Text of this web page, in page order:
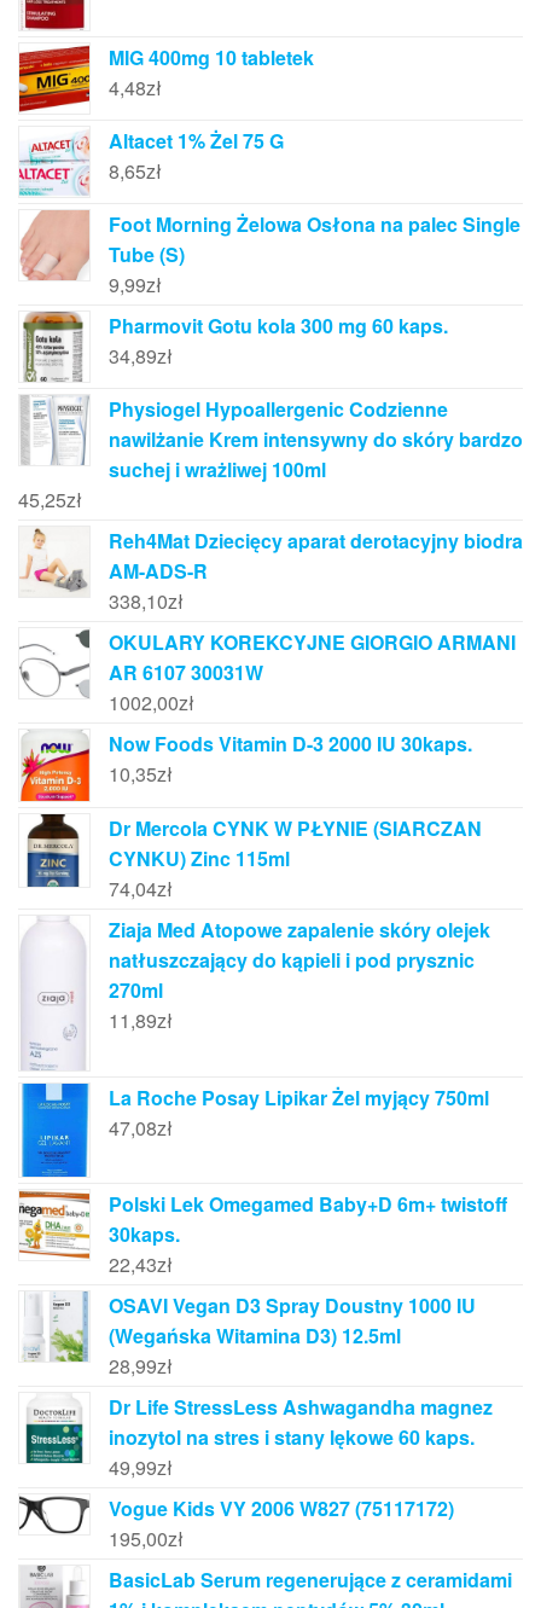
MIG 400mg 10 tabletek
4,48zł
Altacet 1% Żel 75 G
8,65zł
Foot Morning Żelowa Osłona na palec Single
Tube (S)
9,99zł
Pharmovit Gotu kola 300 mg 60 kaps.
34,89zł
Physiogel Hypoallergenic Codzienne
nawilżanie Krem intensywny do skóry bardzo
suchej i wrażliwej 100ml
45,25zł
Reh4Mat Dziecięcy aparat derotacyjny biodra
AM-ADS-R
338,10zł
OKULARY KOREKCYJNE GIORGIO ARMANI
AR 6107 30031W
1002,00zł
Now Foods Vitamin D-3 2000 IU 30kaps.
10,35zł
Dr Mercola CYNK W PŁYNIE (SIARCZAN
CYNKU) Zinc 115ml
74,04zł
Ziaja Med Atopowe zapalenie skóry olejek
natłuszczający do kąpieli i pod prysznic
270ml
11,89zł
La Roche Posay Lipikar Żel myjący 750ml
47,08zł
Polski Lek Omegamed Baby+D 6m+ twistoff
30kaps.
22,43zł
OSAVI Vegan D3 Spray Doustny 1000 IU
(Wegańska Witamina D3) 12.5ml
28,99zł
Dr Life StressLess Ashwagandha magnez
inozytol na stres i stany lękowe 60 kaps.
49,99zł
Vogue Kids VY 2006 W827 (75117172)
195,00zł
BasicLab Serum regenerujące z ceramidami